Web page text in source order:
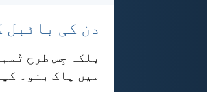
دن کی بائبل
بلکہ جِس طرح
میں پاک بنو۔